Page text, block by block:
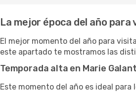
La mejor época del año para
El mejor momento del año para
este apartado te mostramos las
Temporada alta en Marie
Este momento del año es ideal